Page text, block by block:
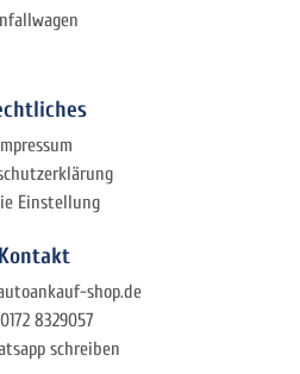
Impressum
Einstellung
Kontakt
shop.de
0172 8329057
schreiben